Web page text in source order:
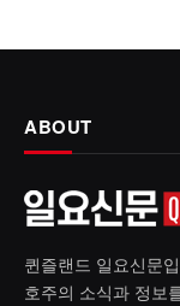
ABOUT
퀸즐랜드 일요신문
호주의 소식과 정보